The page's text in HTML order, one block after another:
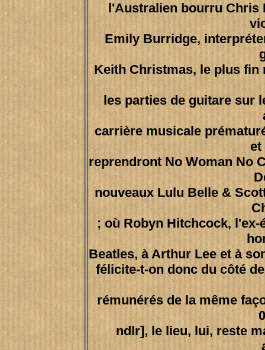
l'Australien bourru Chris
Emily Burridge,
Keith Christmas, le plus
les parties de guitare sur
carrière musicale
et
reprendront No Woman No
nouveaux Lulu Belle &
; où Robyn Hitchcock,
Beatles, à Arthur Lee et à
félicite-t-on donc du côté
rémunérés de la même
ndlr], le lieu, lui, reste